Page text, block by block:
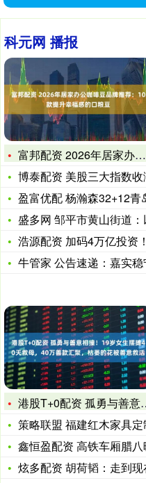
科元网 播报
富邦配资 2026年居家办公咖啡豆品牌推荐：10款提升幸福感
博泰配资 美股三大指数
盈富优配 杨瀚森32+12
盛多网 邹平市黄山街道：
浩源配资 加码4万亿投资！
牛管家 公告速递：嘉实
港股T+0配资 孤勇与善意相撞！19岁女生摆摊40天救母，4
策略联盟 福建红木家具
鑫恒盈配资 高铁车厢腊
炫多配资 胡荷韬：走到现